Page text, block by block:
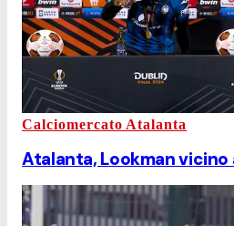
Calciomercato Atalanta
Atalanta, Lookman